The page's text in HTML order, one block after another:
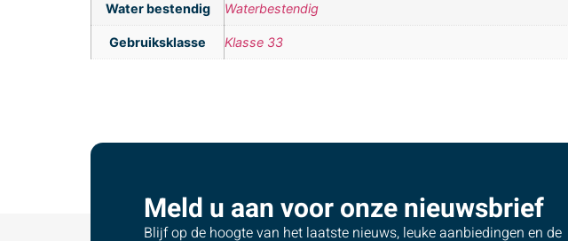
Water bestendig Waterbestendig
Gebruiksklasse Klasse 33
Meld u aan voor onze nieuwsbrief
Blijf op de hoogte van het laatste nieuws, leuke aanbiedingen en de